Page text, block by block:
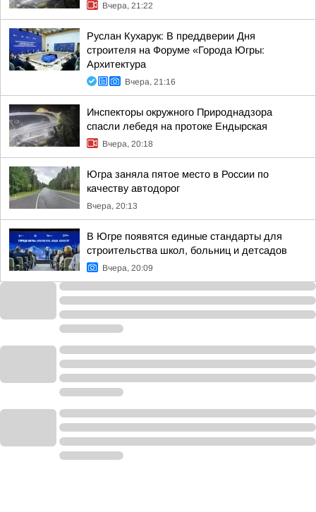
Вчера, 21:22
Руслан Кухарук: В преддверии Дня
строителя на Форуме «Города Югры:
Архитектура
Вчера, 21:16
Инспекторы окружного Природнадзора
спасли лебедя на протоке Ендырская
Вчера, 20:18
Югра заняла пятое место в России по
качеству автодорог
Вчера, 20:13
В Югре появятся единые стандарты для
строительства школ, больниц и детсадов
Вчера, 20:09